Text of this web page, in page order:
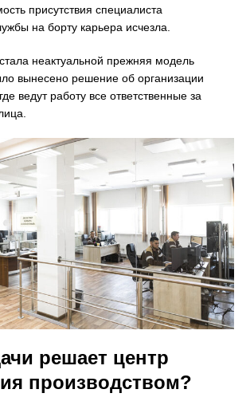
присутствия специалиста
на борту карьера исчезла.
неактуальной прежняя модель
вынесено решение об организации
ведут работу все ответственные за
решает центр
производством?